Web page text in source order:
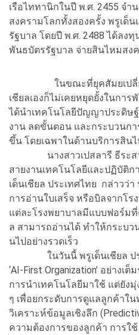
เรือไททานิกในปี พ.ศ. 2455 จำ
สงครามโลกทั้งสองครั้ง พรูเด็
รัฐบาล โดยปี พ.ศ. 2488 ได้ลง
พันธบัตรรัฐบาล จ่ายสินไหมสง
ในขณะที่ยุคสัมยเปลี่ยนไ
เชียลเองก็ไม่เคยหยุดยั้งในกา
ได้นำเทคโนโลยีปัญญาประดิษฐ์
งาน ลดขั้นตอน และกระบวนก
ขึ้น โดยเฉพาในด้านบริการสิน
นางสาวเปสลารี ธีระสาส
สายงานเทคโนโลยีและปฏิบัติ
เด็นเชียล ประเทศไทย กล่าวว่
การอ่านใบเสร็จ หรือบิลจากโ
แต่ละโรงพยาบาลมีแบบฟอร์มที่
ล สามารถอ่านได้ ทำให้กระบว
นไปอย่างรวดเร็ว
ในวันนี้ พรูเด็นเชียล ประ
‘AI-First Organization’ อย่างเ
การนำเทคโนโลยีมาใช้ แต่ยัง
ๆ เพื่อยกระดับการดูแลลูกค้าใ
วิเคราะห์ข้อมูลเชิงลึก
ความต้องการของลูกค้า การใ